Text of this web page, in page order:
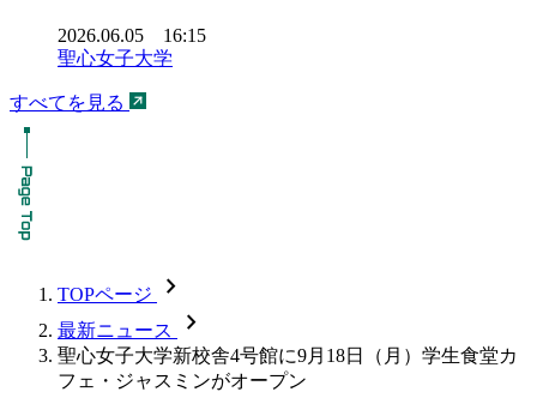
2026.06.05 16:15
聖心女子大学
すべてを見る
TOPページ chevron_forward
最新ニュース chevron_forward
聖心女子大学新校舎4号館に9月18日（月）学生食堂カ
フェ・ジャスミンがオープン